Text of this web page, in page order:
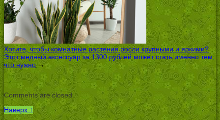
Хотите, чтобы комнатные растения росли крупными и яркими?
Этот медный аксессуар за 1300 рублей может стать именно тем,
что нужно→
Comments are closed.
Наверх ↑